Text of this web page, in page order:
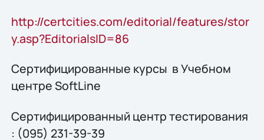
http://certcities.com/editorial/features/stor
y.asp?EditorialsID=86
Сертифицированные курсы в Учебном
центре SoftLine
Сертифицированный центр тестирования
: (095) 231-39-39